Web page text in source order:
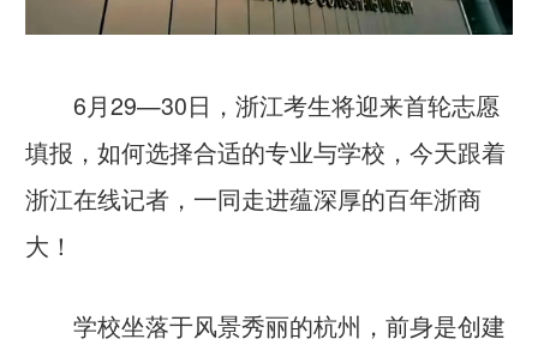
6月29—30日，浙江考生将迎来首轮志愿
填报，如何选择合适的专业与学校， 今天跟着
浙江在线记者，一同走进蕴深厚的百年浙商
大 ！
学校坐落于风景秀丽的杭州，前身是创建